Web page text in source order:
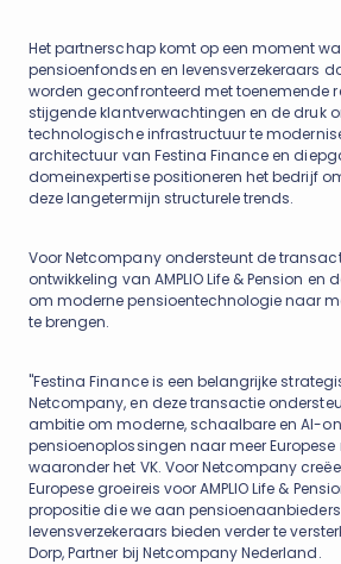
Het partnerschap komt op een moment
pensioenfondsen en levensverzekeraars
worden geconfronteerd met toenemende
stijgende klantverwachtingen en de druk
technologische infrastructuur te
architectuur van Festina Finance en
domeinexpertise positioneren het bedrijf
deze langetermijn structurele trends.
Voor Netcompany ondersteunt de
ontwikkeling van AMPLIO Life & Pension
om moderne pensioentechnologie naar
te brengen.
"Festina Finance is een belangrijke
Netcompany, en deze transactie
ambitie om moderne, schaalbare en AI-
pensioenoplossingen naar meer Europese
waaronder het VK. Voor Netcompany
Europese groeireis voor AMPLIO Life &
propositie die we aan
levensverzekeraars bieden verder te
Dorp, Partner bij Netcompany Nederland.